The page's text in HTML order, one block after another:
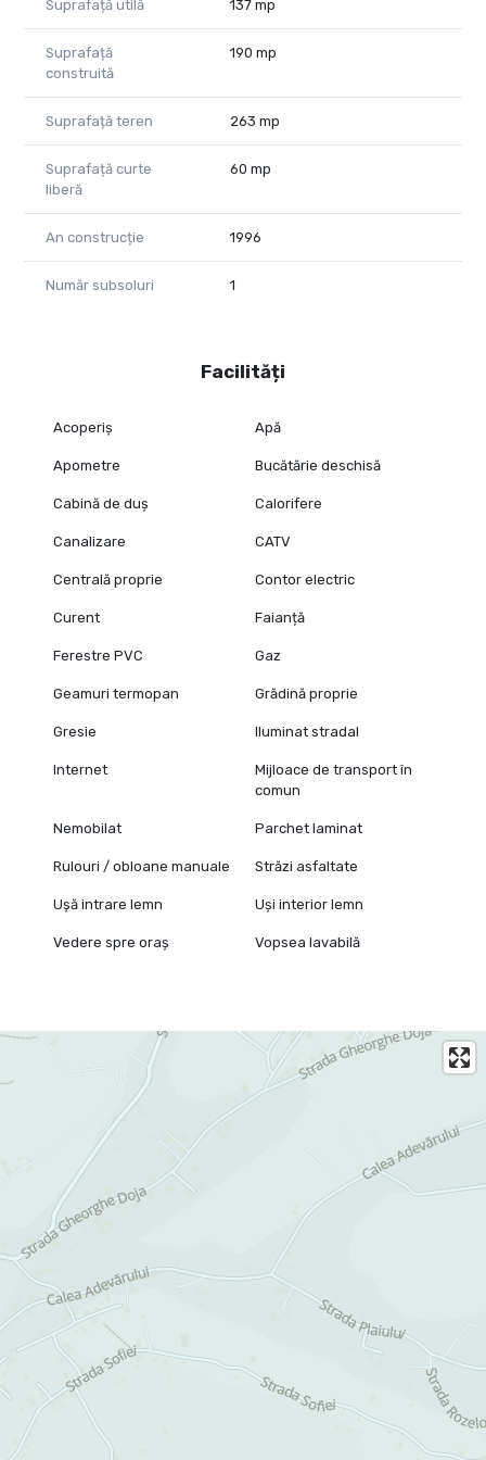
Suprafață utilă 137 mp
Suprafață
construită
190 mp
Suprafață teren 263 mp
Suprafață curte
liberă
60 mp
An construcție 1996
Număr subsoluri 1
Facilități
Acoperiș Apă
Apometre Bucătărie deschisă
Cabină de duș Calorifere
Canalizare CATV
Centrală proprie Contor electric
Curent Faianță
Ferestre PVC Gaz
Geamuri termopan Grădină proprie
Gresie Iluminat stradal
Internet
Mijloace de transport în
comun
Nemobilat Parchet laminat
Rulouri / obloane manuale Străzi asfaltate
Ușă intrare lemn Uși interior lemn
Vedere spre oraș Vopsea lavabilă